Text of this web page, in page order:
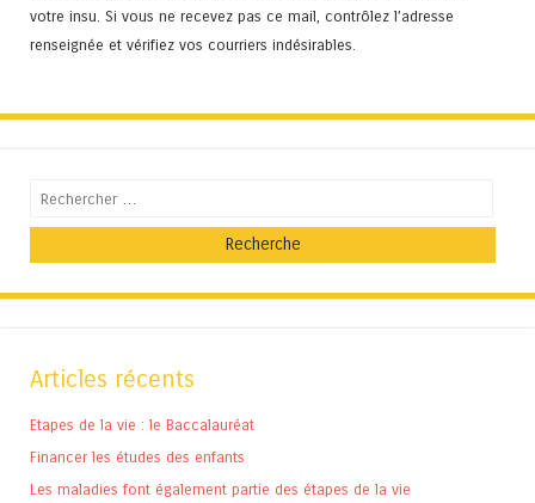
votre insu. Si vous ne recevez pas ce mail, contrôlez l’adresse
renseignée et vérifiez vos courriers indésirables.
Recherche
Articles récents
Etapes de la vie : le Baccalauréat
Financer les études des enfants
Les maladies font également partie des étapes de la vie